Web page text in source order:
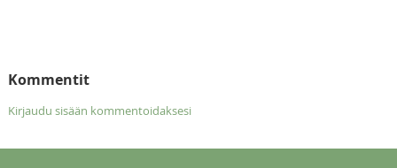
Kommentit
Kirjaudu sisään kommentoidaksesi